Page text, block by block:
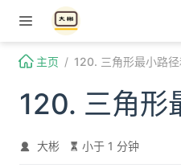
Skip to content
主页 120. 三角形最小路径
120. 三角形
大彬 小于 1 分钟